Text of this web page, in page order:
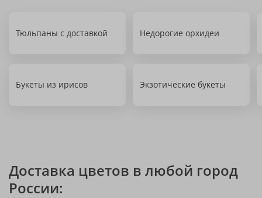
Тюльпаны с доставкой Недорогие орхидеи
Букеты из ирисов Экзотические букеты
Доставка цветов в любой город
России: